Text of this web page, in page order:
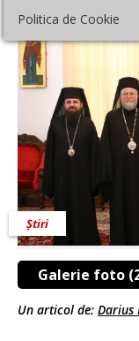
Politica de Cookie
Galerie foto
Știri
Un articol de: Darius